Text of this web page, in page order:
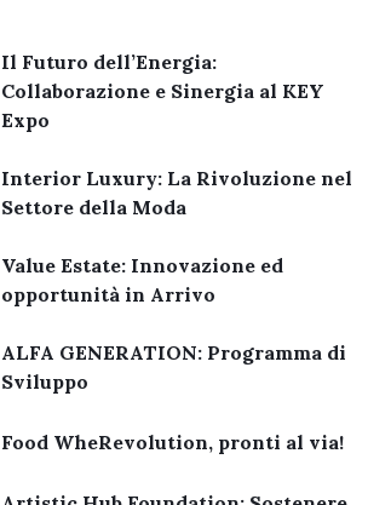
Il Futuro dell’Energia:
Collaborazione e Sinergia al KEY
Expo
Interior Luxury: La Rivoluzione nel
Settore della Moda
Value Estate: Innovazione ed
opportunità in Arrivo
ALFA GENERATION: Programma di
Sviluppo
Food WheRevolution, pronti al via!